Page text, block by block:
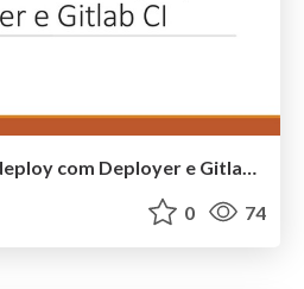
0 74